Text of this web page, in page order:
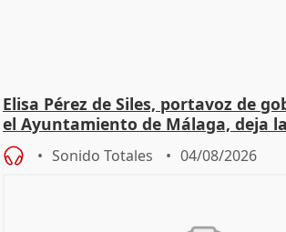
Elisa Pérez de Siles, portavoz de
el Ayuntamiento de Málaga, deja
Sonido Totales 04/08/2026